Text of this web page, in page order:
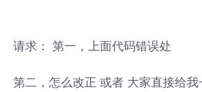
请求： 第一，上面代码错误处
第二，怎么改正 或者 大家直接给